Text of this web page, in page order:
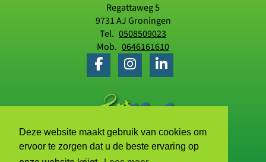
Deze website maakt gebruik van cookies om
ervoor te zorgen dat u de beste ervaring op
Regattaweg 5
9731 AJGroningen
Tel. 0508509023
Mob. 0646161610